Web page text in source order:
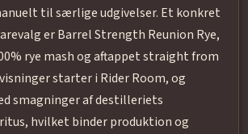
til særlige udgivelser. Et konkret
er Barrel Strength Reunion Rye,
rye mash og aftappet straight from
starter i Rider Room, og
smagninger af destilleriets
hvilket binder produktion og